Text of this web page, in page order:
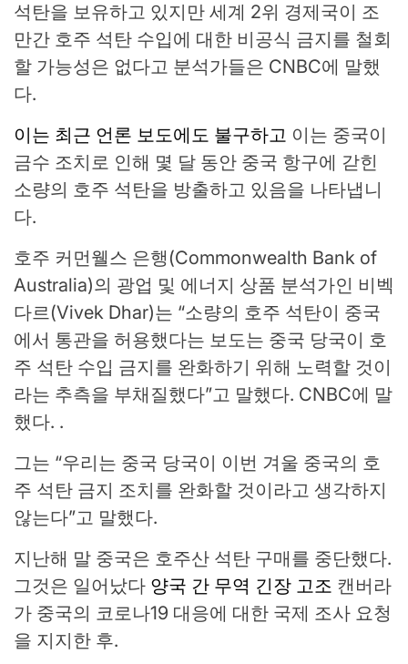
석탄을 보유하고 있지만 세계 2위 경제국이 조
만간 호주 석탄 수입에 대한 비공식 금지를 철회
할 가능성은 없다고 분석가들은 CNBC에 말했
다.
이는 최근 언론 보도에도 불구하고 이는 중국이
금수 조치로 인해 몇 달 동안 중국 항구에 갇힌
소량의 호주 석탄을 방출하고 있음을 나타냅니
다.
호주 커먼웰스 은행(Commonwealth Bank of
Australia)의 광업 및 에너지 상품 분석가인 비벡
다르(Vivek Dhar)는 “소량의 호주 석탄이 중국
에서 통관을 허용했다는 보도는 중국 당국이 호
주 석탄 수입 금지를 완화하기 위해 노력할 것이
라는 추측을 부채질했다”고 말했다. CNBC에 말
했다. .
그는 “우리는 중국 당국이 이번 겨울 중국의 호
주 석탄 금지 조치를 완화할 것이라고 생각하지
않는다”고 말했다.
지난해 말 중국은 호주산 석탄 구매를 중단했다.
그것은 일어났다 양국 간 무역 긴장 고조 캔버라
가 중국의 코로나19 대응에 대한 국제 조사 요청
을 지지한 후.